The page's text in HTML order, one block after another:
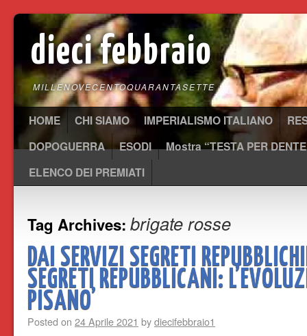
dieci febbraio
MILLENOVECENTOQUARANTASETTE
HOME CHI SIAMO IMPERIALISMO ITALIANO
DOPOGUERRA
ESODI
Mostra “TESTA PER
ELENCO DEI PREMIATI
Tag Archives: brigate rosse
DAI SERVIZI SEGRETI
SEGRETI REPUBBLICANI:
PISANO’
Posted on 24 Aprile 2021 bydiecifebbraio1